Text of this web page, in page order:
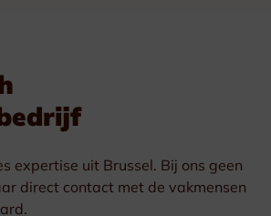
expertise uit Brussel. Bij ons geen
direct contact met de vakmensen